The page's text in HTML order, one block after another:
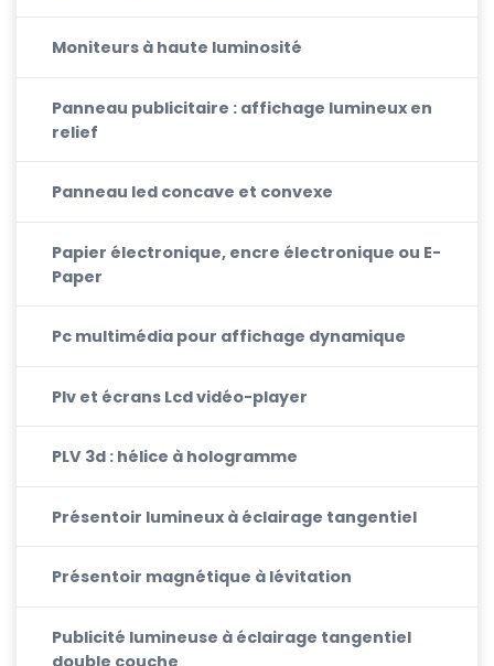
Moniteurs à haute luminosité
Panneau publicitaire : affichage lumineux en
relief
Panneau led concave et convexe
Papier électronique, encre électronique ou E-
Paper
Pc multimédia pour affichage dynamique
Plv et écrans Lcd vidéo-player
PLV 3d : hélice à hologramme
Présentoir lumineux à éclairage tangentiel
Présentoir magnétique à lévitation
Publicité lumineuse à éclairage tangentiel
double couche